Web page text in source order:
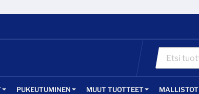
PUKEUTUMINEN MUUT TUOTTEET MALLISTOT